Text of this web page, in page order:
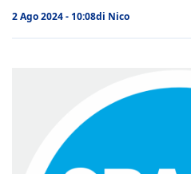
2 Ago 2024 - 10:08di Nico